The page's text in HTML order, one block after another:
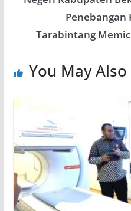
Penebangan
Tarabintang
You May Also